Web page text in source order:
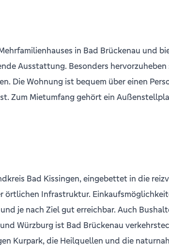
in Bad Brückenau und
Ausstattung. Besonders
Die Wohnung ist bequem über einen
Zum Mietumfang gehört ein
Bad Kissingen, eingebettet in die
örtlichen Infrastruktur.
je nach Ziel gut erreichbar. Auch
Würzburg ist Bad Brückenau
Kurpark, die Heilquellen und die